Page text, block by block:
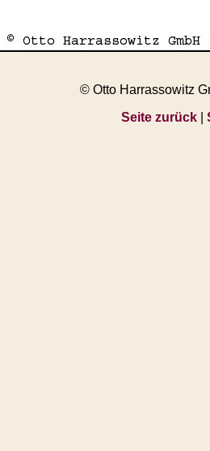
© Otto Harrassowitz
Seite zurück|